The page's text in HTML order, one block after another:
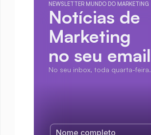
NEWSLETTER MUNDO DO MARKETING
Notícias de
Marketing
no seu email
No seu inbox, toda quarta-feira.